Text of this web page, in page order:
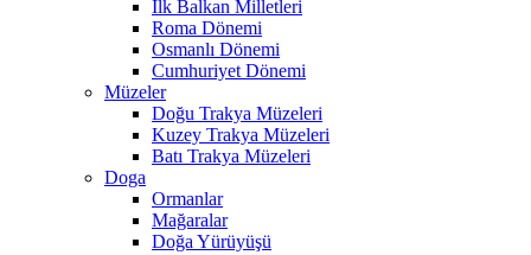
İlk Balkan Milletleri
Roma Dönemi
Osmanlı Dönemi
Cumhuriyet Dönemi
Müzeler
Doğu Trakya Müzeleri
Kuzey Trakya Müzeleri
Batı Trakya Müzeleri
Doga
Ormanlar
Mağaralar
Doğa Yürüyüşü